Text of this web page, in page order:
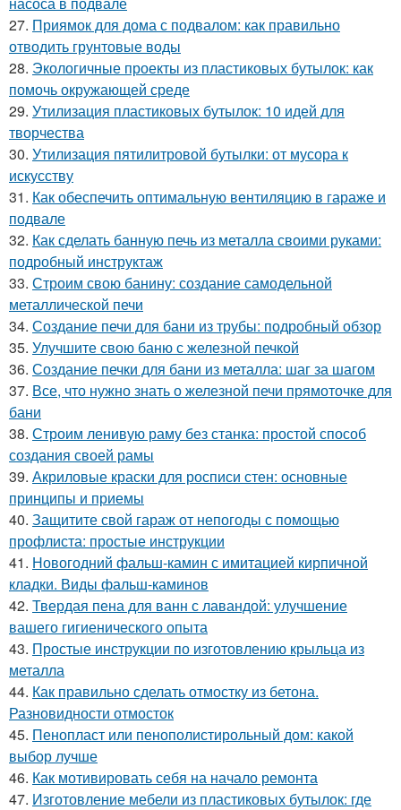
27. Приямок для дома с подвалом: как правильно
отводить грунтовые воды
28. Экологичные проекты из пластиковых бутылок: как
помочь окружающей среде
29. Утилизация пластиковых бутылок: 10 идей для
творчества
30. Утилизация пятилитровой бутылки: от мусора к
искусству
31. Как обеспечить оптимальную вентиляцию в гараже и
подвале
32. Как сделать банную печь из металла своими руками:
подробный инструктаж
33. Строим свою банину: создание самодельной
металлической печи
34. Создание печи для бани из трубы: подробный обзор
35. Улучшите свою баню с железной печкой
36. Создание печки для бани из металла: шаг за шагом
37. Все, что нужно знать о железной печи прямоточке для
бани
38. Строим ленивую раму без станка: простой способ
создания своей рамы
39. Акриловые краски для росписи стен: основные
принципы и приемы
40. Защитите свой гараж от непогоды с помощью
профлиста: простые инструкции
41. Новогодний фальш-камин с имитацией кирпичной
кладки. Виды фальш-каминов
42. Твердая пена для ванн с лавандой: улучшение
вашего гигиенического опыта
43. Простые инструкции по изготовлению крыльца из
металла
44. Как правильно сделать отмостку из бетона.
Разновидности отмосток
45. Пенопласт или пенополистирольный дом: какой
выбор лучше
46. Как мотивировать себя на начало ремонта
47. Изготовление мебели из пластиковых бутылок: где